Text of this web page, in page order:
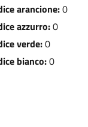
arancione:0
azzurro:0
verde:0
bianco:0